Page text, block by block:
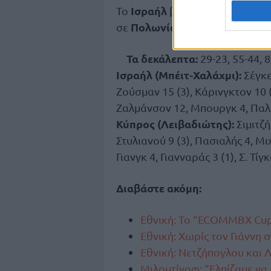
Το Ισραήλ βρίσκεται στον Δ’
σε Πολωνία, Γαλλία,
Τα δεκάλεπτα:29-23, 55-44,
Ισραήλ (Μπέιτ-Χαλάχμι):
Ζούσμαν 15 (3), Κάρινγκτον
Ζαλμάνσον 12, Μπουργκ 4,
Κύπρος (Λειβαδιώτης):
Στυλιανού 9 (3), Πασιαλής 4,
Γιανγκ 4, Γιανναράς 3 (1), Σ.
Διαβάστε ακόμη:
Εθνική: Το “ECOMMBX
Εθνική: Χωρίς τον Γιάννη
Εθνική: Νετζήπογλου και
Μιλουτίνοφ: “Ελπίζαμε να